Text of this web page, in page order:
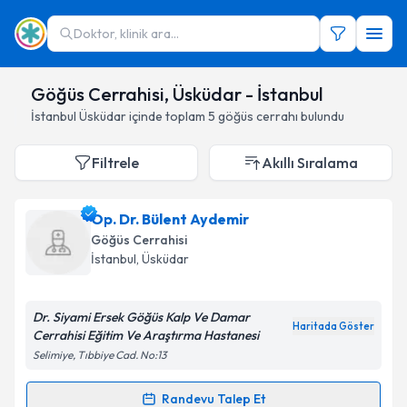
Doktor, klinik ara...
Göğüs Cerrahisi, Üsküdar - İstanbul
İstanbul Üsküdariçinde toplam 5 göğüs cerrahı bulundu
Filtrele Akıllı Sıralama
Op. Dr. Bülent Aydemir
Göğüs Cerrahisi
İstanbul, Üsküdar
Dr. Siyami Ersek Göğüs Kalp Ve Damar
Cerrahisi Eğitim Ve Araştırma Hastanesi
Haritada Göster
Selimiye, Tıbbiye Cad. No:13
Randevu Talep Et